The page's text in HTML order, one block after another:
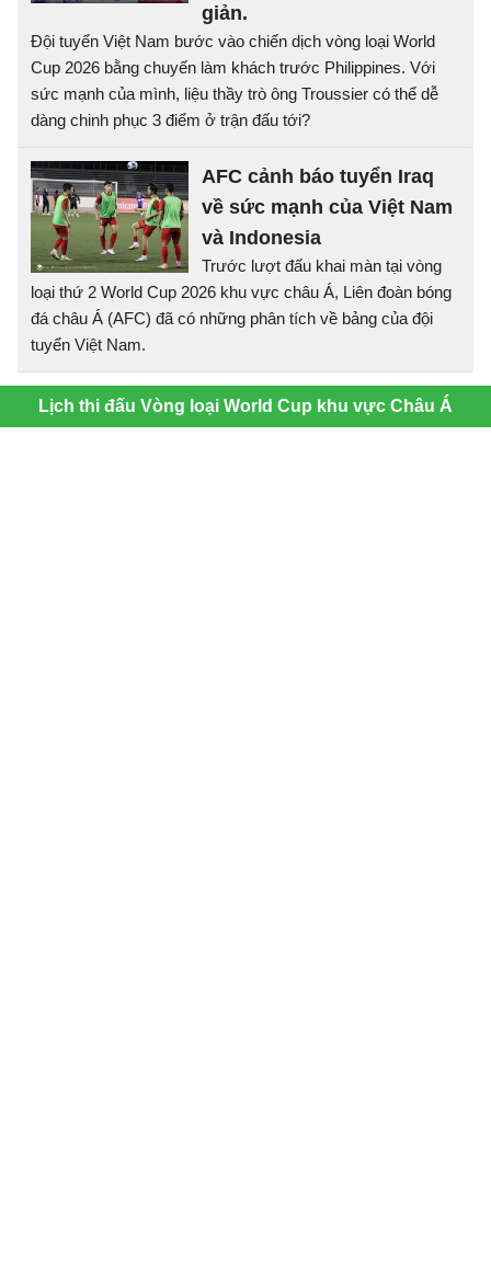
giản.
Đội tuyển Việt Nam bước vào chiến dịch vòng loại World
Cup 2026 bằng chuyến làm khách trước Philippines. Với
sức mạnh của mình, liệu thầy trò ông Troussier có thể dễ
dàng chinh phục 3 điểm ở trận đấu tới?
AFC cảnh báo tuyển Iraq
về sức mạnh của Việt Nam
và Indonesia
Trước lượt đấu khai màn tại vòng
loại thứ 2 World Cup 2026 khu vực châu Á, Liên đoàn bóng
đá châu Á (AFC) đã có những phân tích về bảng của đội
tuyển Việt Nam.